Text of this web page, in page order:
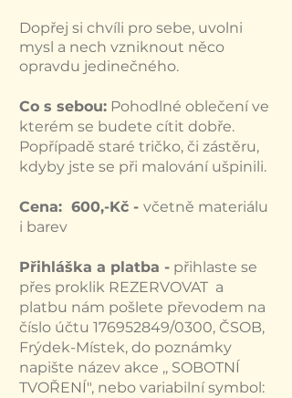
Dopřej si chvíli pro sebe, uvolni
mysl a nech vzniknout něco
opravdu jedinečného.
Co s sebou: Pohodlné oblečení ve
kterém se budete cítit dobře.
Popřípadě staré tričko, či zástěru,
kdyby jste se při malování ušpinili.
Cena: 600,-Kč - včetně materiálu
i barev
Přihláška a platba - přihlaste se
přes proklik REZERVOVAT a
platbu nám pošlete převodem na
číslo účtu 176952849/0300, ČSOB,
Frýdek-Místek, do poznámky
napište název akce ,, SOBOTNÍ
TVOŘENÍ", nebo variabilní symbol: